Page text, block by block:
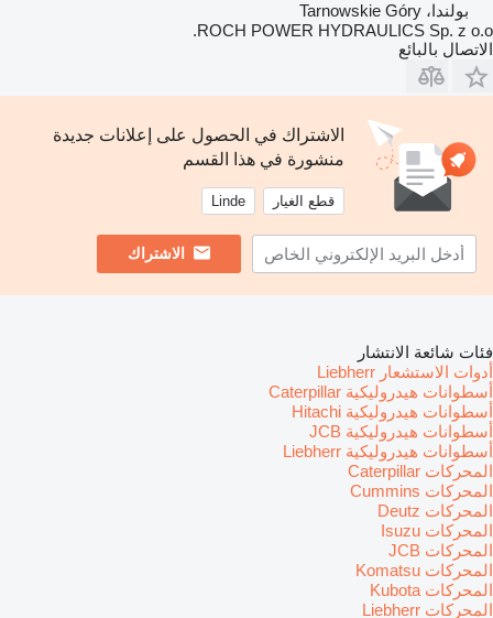
بولندا، Tarnowskie Góry
ROCH POWER HYDRAULICS Sp. z o.o.
الاتصال بالبائع
الاشتراك في الحصول على إعلانات جديدة
منشورة في هذا القسم
قطع الغيار Linde
الاشتراك
فئات شائعة الانتشار
أدوات الاستشعار Liebherr
أسطوانات هيدروليكية Caterpillar
أسطوانات هيدروليكية Hitachi
أسطوانات هيدروليكية JCB
أسطوانات هيدروليكية Liebherr
المحركات Caterpillar
المحركات Cummins
المحركات Deutz
المحركات Isuzu
المحركات JCB
المحركات Komatsu
المحركات Kubota
المحركات Liebherr